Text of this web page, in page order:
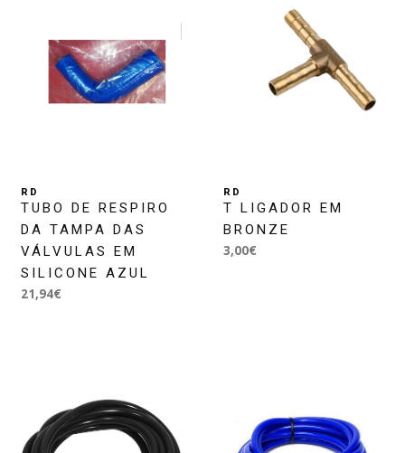
RD
TUBO DE RESPIRO
DA TAMPA DAS
VÁLVULAS EM
SILICONE AZUL
21,94€
RD
T LIGADOR EM
BRONZE
3,00€